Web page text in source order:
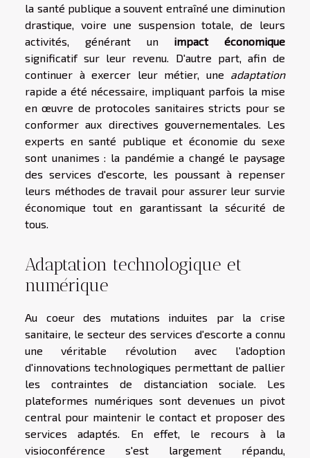
la santé publique a souvent entraîné une diminution
drastique, voire une suspension totale, de leurs
activités, générant un impact économique
significatif sur leur revenu. D'autre part, afin de
continuer à exercer leur métier, une adaptation
rapide a été nécessaire, impliquant parfois la mise
en œuvre de protocoles sanitaires stricts pour se
conformer aux directives gouvernementales. Les
experts en santé publique et économie du sexe
sont unanimes : la pandémie a changé le paysage
des services d'escorte, les poussant à repenser
leurs méthodes de travail pour assurer leur survie
économique tout en garantissant la sécurité de
tous.
Adaptation technologique et
numérique
Au coeur des mutations induites par la crise
sanitaire, le secteur des services d'escorte a connu
une véritable révolution avec l'adoption
d'innovations technologiques permettant de pallier
les contraintes de distanciation sociale. Les
plateformes numériques sont devenues un pivot
central pour maintenir le contact et proposer des
services adaptés. En effet, le recours à la
visioconférence s'est largement répandu,